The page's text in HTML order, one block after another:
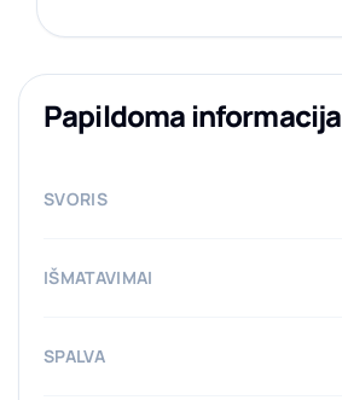
Papildoma informacija
SVORIS
IŠMATAVIMAI
SPALVA